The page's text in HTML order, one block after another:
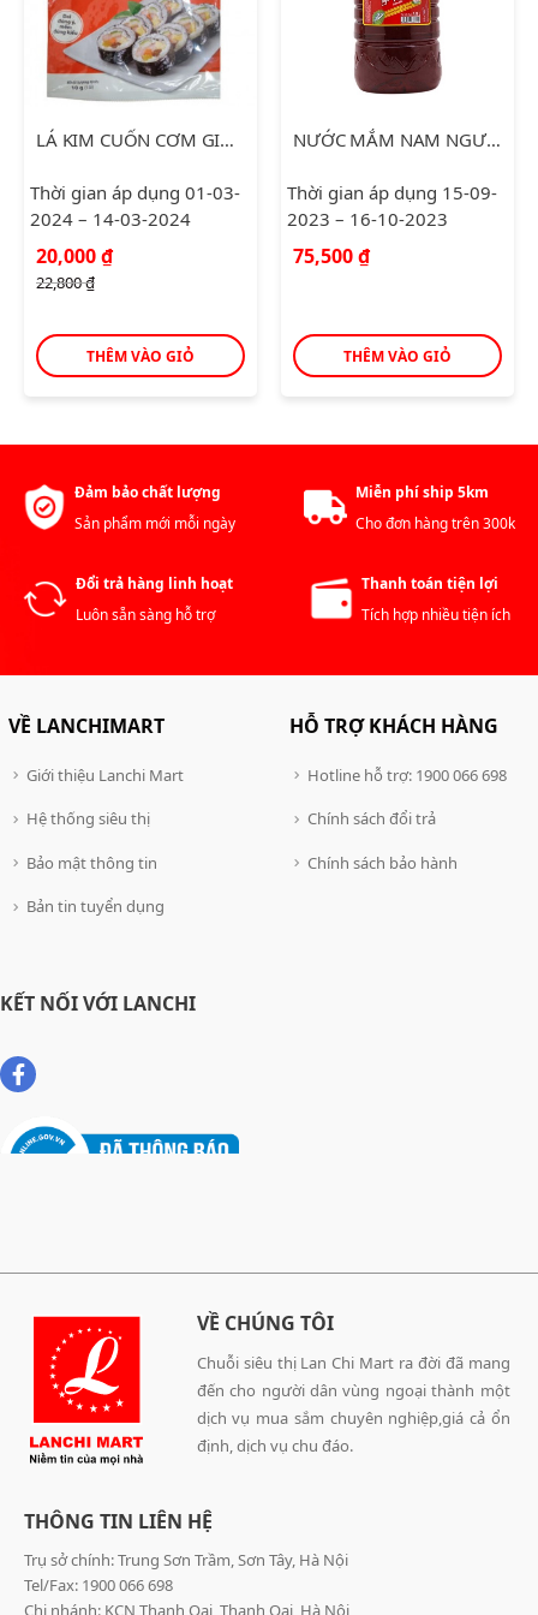
LÁ KIM CUỐN CƠM GIMBAB 10G
Thời gian áp dụng 01-03-
2024 – 14-03-2024
22,800₫
Giá
gốc
là:
20,000₫Giá
20,000 ₫.
THÊM VÀO GIỎ
NƯỚC MẮM NAM NGƯ SIÊU TIẾT KIỆM 4.8L
Thời gian áp dụng 15-09-
2023 – 16-10-2023
75,500₫
THÊM VÀO GIỎ
Đảm bảo chất lượng
Sản phẩm mới mỗi ngày
Miễn phí ship 5km
Cho đơn hàng trên 300k
Đổi trả hàng linh hoạt
Luôn sẵn sàng hỗ trợ
Thanh toán tiện lợi
Tích hợp nhiều tiện ích
VỀ LANCHIMART
Giới thiệu Lanchi Mart
Hệ thống siêu thị
Bảo mật thông tin
Bản tin tuyển dụng
HỖ TRỢ KHÁCH HÀNG
Hotline hỗ trợ: 1900 066 698
Chính sách đổi trả
Chính sách bảo hành
KẾT NỐI VỚI LANCHI
VỀ CHÚNG TÔI
Chuỗi siêu thị Lan Chi Mart ra đời đã mang
đến cho người dân vùng ngoại thành một
dịch vụ mua sắm chuyên nghiệp,giá cả ổn
định, dịch vụ chu đáo.
THÔNG TIN LIÊN HỆ
Trụ sở chính: Trung Sơn Trầm, Sơn Tây, Hà Nội
Tel/Fax: 1900 066 698
Chi nhánh: KCN Thanh Oai, Thanh Oai, Hà Nội